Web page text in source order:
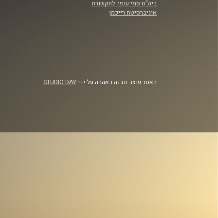
ביה"ס סמי עופר לתקשורת
אוניברסיטת רייכמן
האתר עוצב ונבנה באהבה על ידיSTUDIO DAY